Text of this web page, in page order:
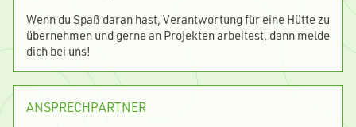
Wenn du Spaß daran hast, Verantwortung für eine Hütte zu
übernehmen und gerne an Projekten arbeitest, dann melde
dich bei uns!
ANSPRECHPARTNER